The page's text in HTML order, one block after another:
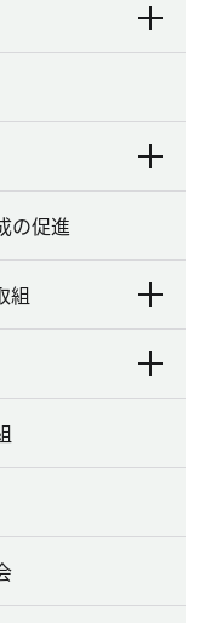
の促進
組